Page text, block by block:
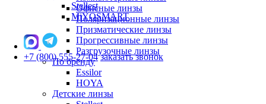
Офисные линзы
Поляризационные линзы
Призматические линзы
Прогрессивные линзы
Разгрузочные линзы
По бренду
Essilor
HOYA
Детские линзы
Stellest
MiYOSMART
+7 (800) 555-27-04 заказать звонок